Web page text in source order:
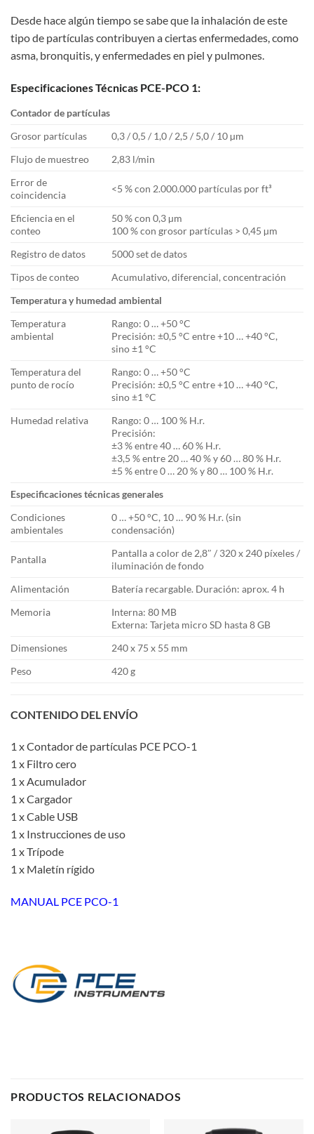
Desde hace algún tiempo se sabe que la inhalación de este
tipo de partículas contribuyen a ciertas enfermedades, como
asma, bronquitis, y enfermedades en piel y pulmones.
Especificaciones Técnicas PCE-PCO 1:
Contador de partículas
Grosor partículas
0,3 / 0,5 / 1,0 / 2,5 / 5,0 / 10 µm
Flujo de muestreo
2,83 l/min
Error de
coincidencia
<5 % con 2.000.000 partículas por ft³
Eficiencia en el
conteo
50 % con 0,3 µm
100 % con grosor partículas > 0,45 µm
Registro de datos
5000 set de datos
Tipos de conteo
Acumulativo, diferencial, concentración
Temperatura y humedad ambiental
Temperatura
ambiental
Rango: 0 … +50 °C
Precisión: ±0,5 °C entre +10 … +40 °C,
sino ±1 °C
Temperatura del
punto de rocío
Rango: 0 … +50 °C
Precisión: ±0,5 °C entre +10 … +40 °C,
sino ±1 °C
Humedad relativa
Rango: 0 … 100 % H.r.
Precisión:
±3 % entre 40 … 60 % H.r.
±3,5 % entre 20 … 40 % y 60 … 80 % H.r.
±5 % entre 0 … 20 % y 80 … 100 % H.r.
Especificaciones técnicas generales
Condiciones
ambientales
0 … +50 °C, 10 … 90 % H.r. (sin
condensación)
Pantalla
Pantalla a color de 2,8″ / 320 x 240 píxeles /
iluminación de fondo
Alimentación
Batería recargable. Duración: aprox. 4 h
Memoria
Interna: 80 MB
Externa: Tarjeta micro SD hasta 8 GB
Dimensiones
240 x 75 x 55 mm
Peso
420 g
CONTENIDO DEL ENVÍO
1 x Contador de partículas PCE PCO-1
1 x Filtro cero
1 x Acumulador
1 x Cargador
1 x Cable USB
1 x Instrucciones de uso
1 x Trípode
1 x Maletín rígido
MANUAL PCE PCO-1
PRODUCTOS RELACIONADOS